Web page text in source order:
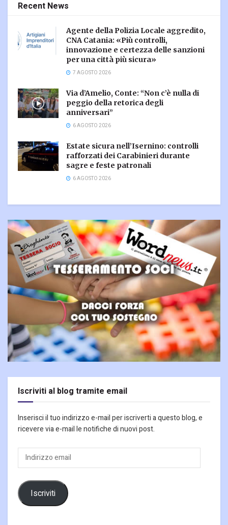
Recent News
Agente della Polizia Locale aggredito,
CNA Catania: «Più controlli,
innovazione e certezza delle sanzioni
per una città più sicura»
7 AGOSTO 2026
Via d’Amelio, Conte: “Non c’è nulla di
peggio della retorica degli
anniversari”
6 AGOSTO 2026
Estate sicura nell’Isernino: controlli
rafforzati dei Carabinieri durante
sagre e feste patronali
6 AGOSTO 2026
Iscriviti al blog tramite email
Inserisci il tuo indirizzo e-mail per iscriverti a questo blog, e
ricevere via e-mail le notifiche di nuovi post.
Indirizzo
email
Iscriviti